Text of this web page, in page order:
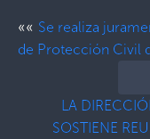
«« Se realiza
de Protección Civil
LA
SOSTIENE